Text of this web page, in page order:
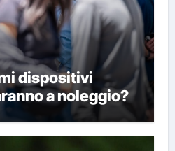
dispositivi
a noleggio?